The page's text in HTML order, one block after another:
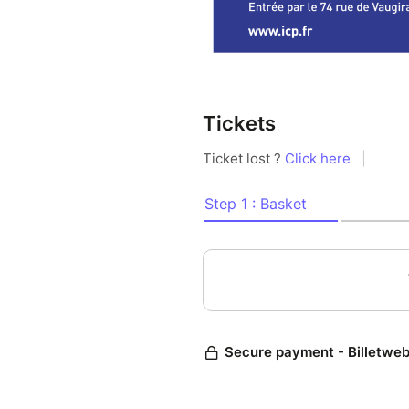
développe une œuvre où se
expérimentations
référence majeure dans l’art
derrière lui une œuvre aussi
Profitez de cette occasion
fascinant de cet artiste.
l'occasion de la soirée du 2
Tickets